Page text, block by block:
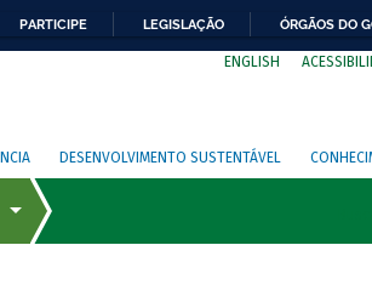
PARTICIPE LEGISLAÇÃO ÓRGÃOS DO
ENGLISH
DESENVOLVIMENTO SUSTENTÁVEL